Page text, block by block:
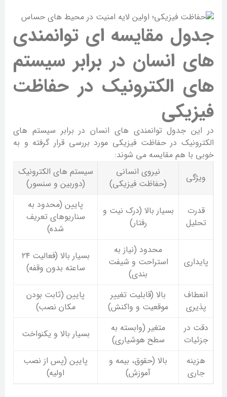
جدول مقایسه ای توانمندی
های انسان در برابر سیستم
های الکترونیک در حفاظت
فیزیکی
در این جدول توانمندی های انسان در برابر سیستم های
الکترونیک در حفاظت فیزیکی مورد بررسی قرار گرفته و به
خوبی با هم مقایسه می شوند:
ویژگی
نیروی انسانی
(حفاظت فیزیکی)
سیستم های الکترونیک
(دوربین و سنسور)
قدرت
تحلیل
بسیار بالا (درک نیت و
رفتار)
پایین (محدود به
سناریوهای تعریف
شده)
پایداری
محدود (نیاز به
استراحت و شیفت
بندی)
بسیار بالا (فعالیت ۲۴
ساعته بدون وقفه)
انعطاف
پذیری
بالا (قابلیت تغییر
موقعیت و واکنش)
پایین (ثابت بودن
مکان نصب)
دقت در
جزئیات
متغیر (وابسته به
سطح هوشیاری)
بسیار بالا و یکنواخت
هزینه
جاری
بالا (حقوق، بیمه و
آموزش)
پایین (پس از نصب
اولیه)